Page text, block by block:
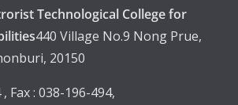
Technological College for
440 Village No.9 Nong Prue,
20150
Fax : 038-196-494,